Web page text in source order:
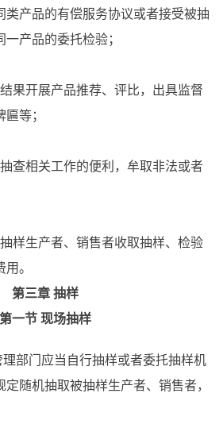
类产品的有偿服务协议或者接受被抽
产品的委托检验；
果开展产品推荐、评比，出具监督
等；
查相关工作的便利，牟取非法或者
样生产者、销售者收取抽样、检验
。
第三章 抽样
第一节 现场抽样
部门应当自行抽样或者委托抽样机
随机抽取被抽样生产者、销售者，